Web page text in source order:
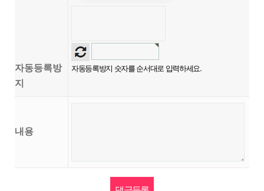
자동등록방
지
자동등록방지 숫자를 순서대로 입력하세요.
내용